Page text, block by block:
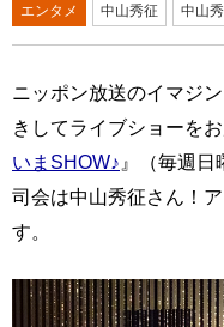
エンタメ 中山秀征 中山
ニッポン放送のイマジ
きしてライブショーを
いまSHOW♪ 』（毎週日
司会は中山秀征さん！
す。